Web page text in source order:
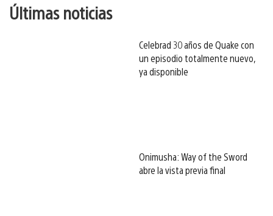
Últimas noticias
Celebrad 30 años de Quake con
un episodio totalmente nuevo,
ya disponible
Onimusha: Way of the Sword
abre la vista previa final